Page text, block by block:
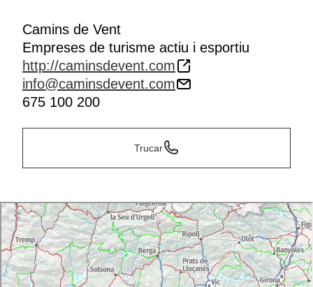
Camins de Vent
Empreses de turisme actiu i esportiu
http://caminsdevent.com
info@caminsdevent.com
675 100 200
Trucar